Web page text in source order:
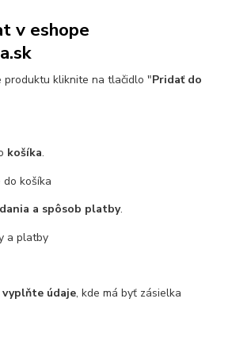
v eshope
kliknite na tlačidlo "Pridať do
košíka.
a spôsob platby.
vyplňte údaje, kde má byť zásielka